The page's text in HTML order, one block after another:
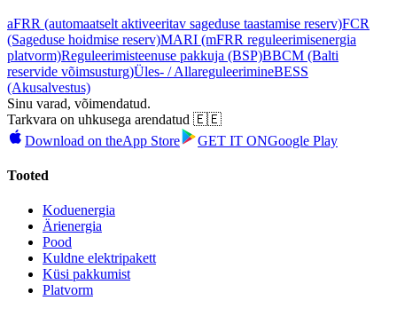
aFRR (automaatselt aktiveeritav sageduse taastamise reserv)FCR
(Sageduse hoidmise reserv)MARI (mFRR reguleerimisenergia
platvorm)Reguleerimisteenuse pakkuja (BSP)BBCM (Balti
reservide võimsusturg)Üles- / AllareguleerimineBESS
(Akusalvestus)
Sinu varad, võimendatud.
Tarkvara on uhkusega arendatud 🇪🇪
Download on theApp Store GET IT ONGoogle Play
Tooted
Koduenergia
Ärienergia
Pood
Kuldne elektripakett
Küsi pakkumist
Platvorm